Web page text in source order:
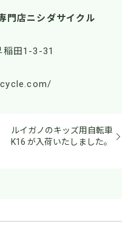
店ニシダサイクル
田1-3-31
ルイガノのキッズ用自転車
K16 が入荷いたしました。